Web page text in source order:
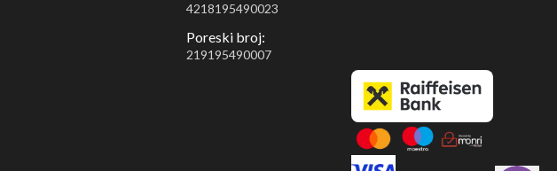
4218195490023
Poreski broj:
219195490007